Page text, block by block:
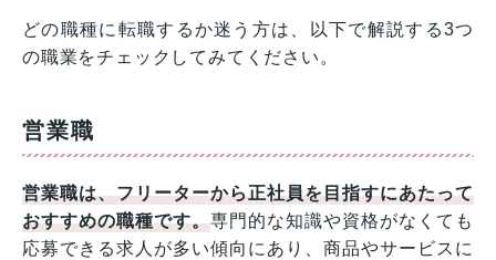
どの職種に転職するか迷う方は、以下で解説する3つ
の職業をチェックしてみてください。
営業職
営業職は、フリーターから正社員を目指すにあたって
おすすめの職種です。専門的な知識や資格がなくても
応募できる求人が多い傾向にあり、商品やサービスに